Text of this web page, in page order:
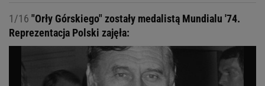
1/16 "Orły Górskiego" zostały medalistą Mundialu '74.
Reprezentacja Polski zajęła: